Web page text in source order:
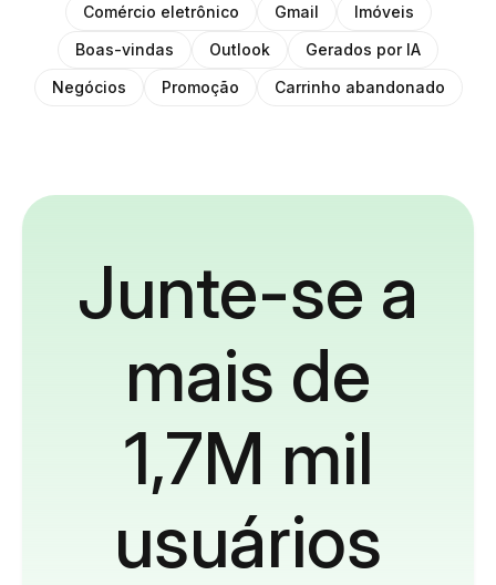
Comércio eletrônico
Gmail
Imóveis
Boas-vindas
Outlook
Gerados por IA
Negócios
Promoção Carrinho abandonado
Junte-se a
mais de
1,7M mil
usuários